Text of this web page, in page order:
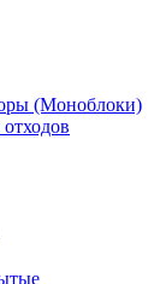
(Моноблоки)